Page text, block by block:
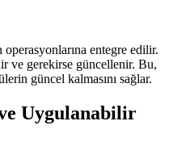
entegre edilir.
ve gerekirse güncellenir. Bu,
güncel kalmasını sağlar.
Uygulanabilir